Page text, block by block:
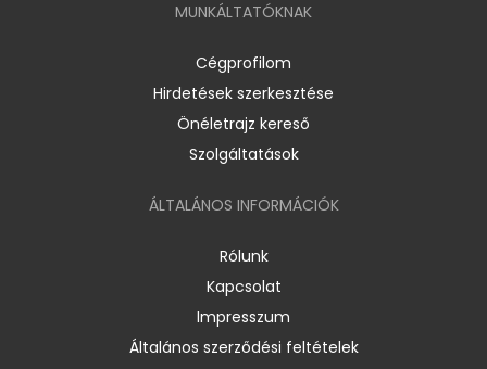
MUNKÁLTATÓKNAK
Cégprofilom
Hirdetések szerkesztése
Önéletrajz kereső
Szolgáltatások
ÁLTALÁNOS INFORMÁCIÓK
Rólunk
Kapcsolat
Impresszum
Általános szerződési feltételek